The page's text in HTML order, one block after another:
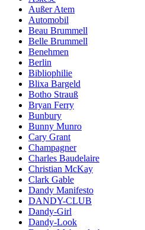
Außer Atem
Automobil
Beau Brummell
Belle Brummell
Benehmen
Berlin
Bibliophilie
Blixa Bargeld
Botho Strauß
Bryan Ferry
Bunbury
Bunny Munro
Cary Grant
Champagner
Charles Baudelaire
Christian McKay
Clark Gable
Dandy Manifesto
DANDY-CLUB
Dandy-Girl
Dandy-Look